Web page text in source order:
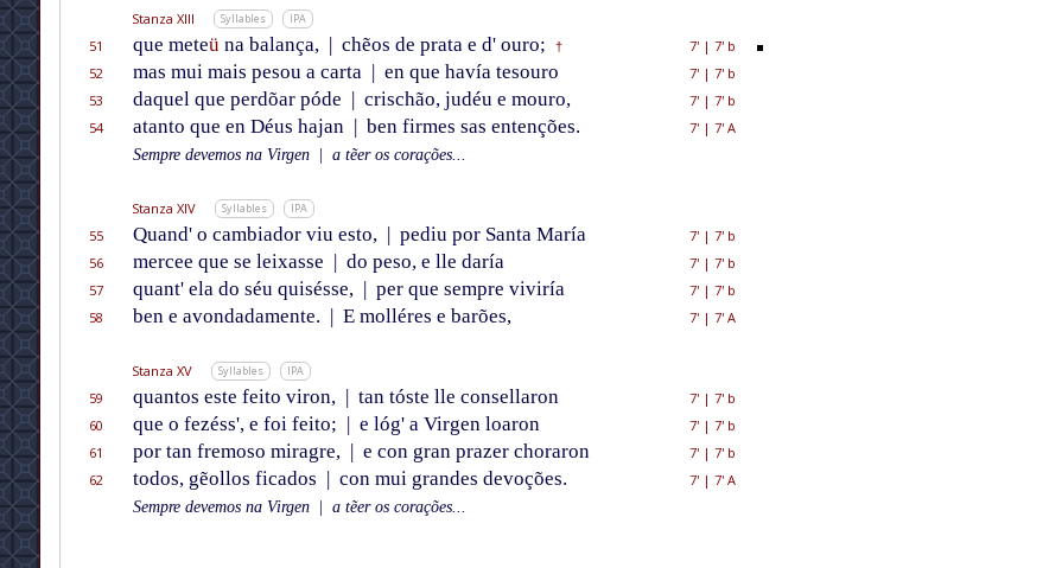
Stanza XIII Syllables IPA
51 que meteü na balança, | chẽos de prata e d' ouro; † 7'| 7' b
52
mas mui mais pesou a carta | en que havía tesouro 7'| 7' b
53
daquel que perdõar póde | crischão, judéu e mouro, 7'| 7' b
54
atanto que en Déus hajan | ben firmes sas entenções. 7'| 7' A
Sempre devemos na Virgen
a tẽer os corações...
Stanza XIV Syllables IPA
55 Quand' o cambiador viu esto, | pediu por Santa María 7'| 7' b
56
mercee que se leixasse | do peso, e lle daría 7'| 7' b
57
quant' ela do séu quisésse, | per que sempre viviría 7'| 7' b
58
ben e avondadamente. | E molléres e barões, 7'| 7' A
Stanza XV Syllables IPA
59 quantos este feito viron, | tan tóste lle consellaron 7'| 7' b
60
que o fezéss', e foi feito; | e lóg' a Virgen loaron 7'| 7' b
61
por tan fremoso miragre, | e con gran prazer choraron 7'| 7' b
62
todos, gẽollos ficados | con mui grandes devoções. 7'| 7' A
Sempre devemos na Virgen
a tẽer os corações...